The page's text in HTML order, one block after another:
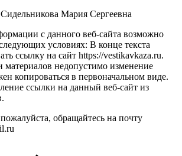
Мария Сергеевна
с данного веб-сайта возможно
условиях: В конце текста
ссылку на сайт https://vestikavkaza.ru.
материалов недопустимо изменение
копироваться в первоначальном виде.
ссылки на данный веб-сайт из
обращайтесь на почту